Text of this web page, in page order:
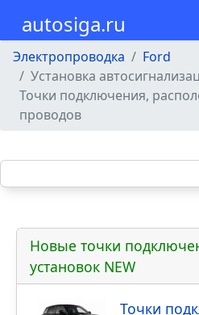
autosiga.ru
Электропроводка
Ford
Установка
Точки подключения,
проводов
Новые точки
установок NEW
Точки